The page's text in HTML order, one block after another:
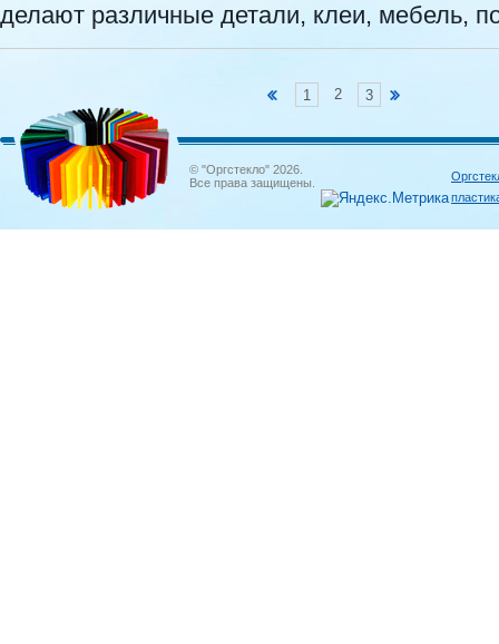
делают различные детали, клеи, мебель,
1 2 3
© "Оргстекло" 2026.
Все права защищены.